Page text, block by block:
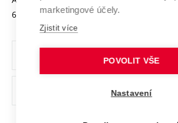
Specifický výzkum
Organizační struktura
Ochrana osobních údajů
odkaz)
602 00 Brno
vut@vutbr.cz
marketingové účely.
Zjistit více
POVOLIT VŠE
Nastavení